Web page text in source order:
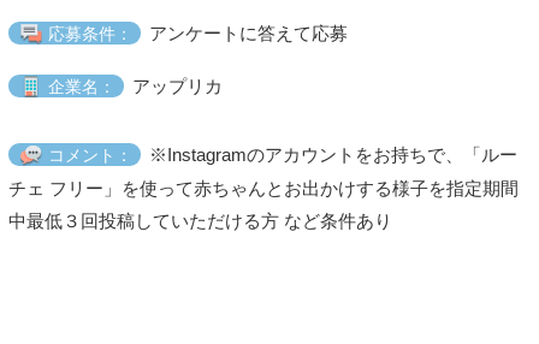
応募条件： アンケートに答えて応募
企業名： アップリカ
コメント：
※Instagramのアカウントをお持ちで、「ルー
チェ フリー」を使って赤ちゃんとお出かけする様子を指定期間
中最低３回投稿していただける方 など条件あり